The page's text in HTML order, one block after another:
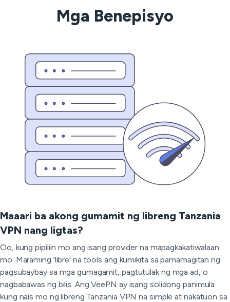
Mga Benepisyo
Maaari ba akong gumamit ng libreng Tanzania
VPN nang ligtas?
Oo, kung pipiliin mo ang isang provider na mapagkakatiwalaan
mo. Maraming 'libre' na tools ang kumikita sa pamamagitan ng
pagsubaybay sa mga gumagamit, pagtutulak ng mga ad, o
nagbabawas ng bilis. Ang VeePN ay isang solidong panimula
kung nais mo ng libreng Tanzania VPN na simple at nakatuon sa